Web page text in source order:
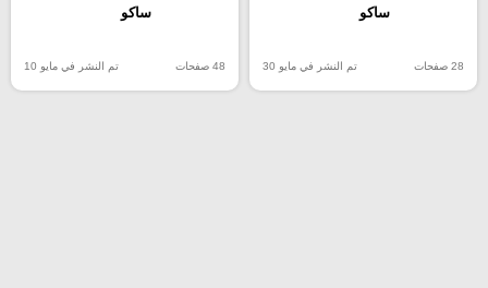
ساكو
28 صفحات تم النشر في مايو 30
ساكو
48 صفحات تم النشر في مايو 10